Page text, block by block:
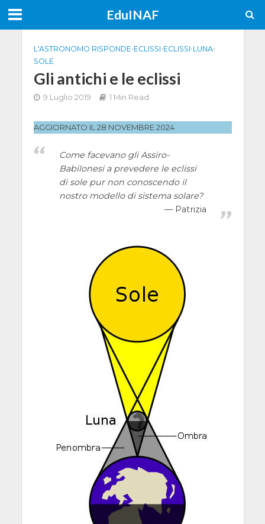
EduINAF
L'ASTRONOMO RISPONDE•ECLISSI•ECLISSI•LUNA•
SOLE
Gli antichi e le eclissi
9 Luglio 2019 1 Min Read
AGGIORNATO IL 28 NOVEMBRE 2024
Come facevano gli Assiro-
Babilonesi a prevedere le eclissi
di sole pur non conoscendo il
nostro modello di sistema solare?
Patrizia